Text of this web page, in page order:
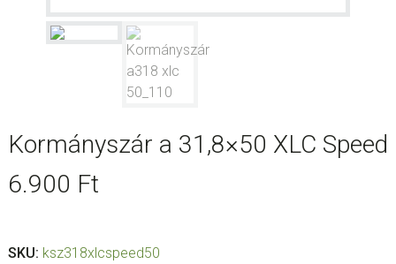
Kormányszár a 31,8×50 XLC Speed
6.900 Ft
SKU: ksz318xlcspeed50